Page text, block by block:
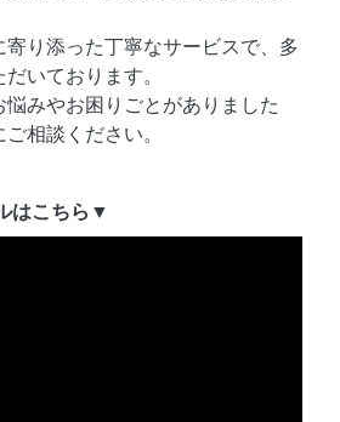
寄り添った丁寧なサービスで、多
いております。
みやお困りごとがありました
相談ください。
はこちら▼